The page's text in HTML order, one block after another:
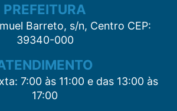
PREFEITURA
Barreto, s/n, Centro CEP:
39340-000
7:00 às 11:00 e das 13:00 às
17:00